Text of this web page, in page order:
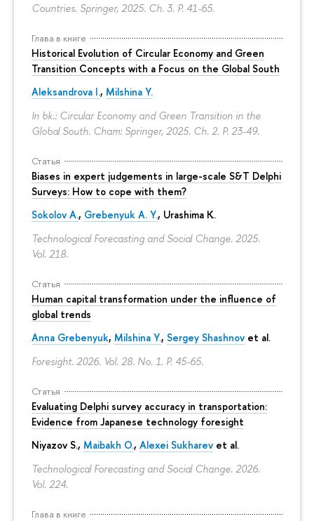
Countries. Springer, 2025. Ch. 3. P. 41-65.
Глава в книге
Historical Evolution of Circular Economy and Green
Transition Concepts with a Focus on the Global South
Aleksandrova I., Milshina Y.
In bk.: Circular Economy and Green Transition in the
Global South. Cham: Springer, 2025. Ch. 2. P. 23-49.
Статья
Biases in expert judgements in large-scale S&T Delphi
Surveys: How to cope with them?
Sokolov A., Grebenyuk A. Y., Urashima K.
Technological Forecasting and Social Change. 2025.
Vol. 218.
Статья
Human capital transformation under the influence of
global trends
Anna Grebenyuk, Milshina Y., Sergey Shashnov et al.
Foresight. 2026. Vol. 28. No. 1. P. 45-65.
Статья
Evaluating Delphi survey accuracy in transportation:
Evidence from Japanese technology foresight
Niyazov S., Maibakh O., Alexei Sukharev et al.
Technological Forecasting and Social Change. 2026.
Vol. 224.
Глава в книге